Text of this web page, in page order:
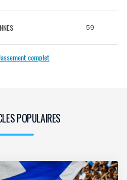
59
complet
POPULAIRES